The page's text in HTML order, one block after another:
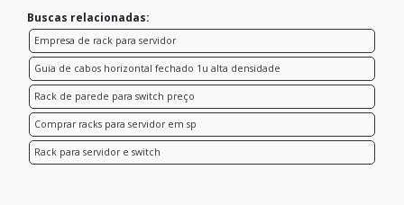
Buscas relacionadas:
Empresa de rack para servidor
Guia de cabos horizontal fechado 1u alta densidade
Rack de parede para switch preço
Comprar racks para servidor em sp
Rack para servidor e switch